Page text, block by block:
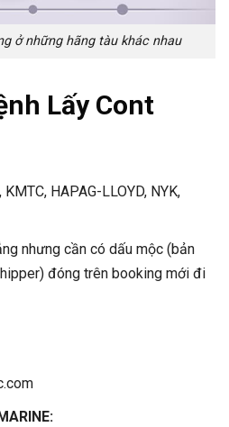
ở những hãng tàu khác nhau
Lấy Cont
KMTC, HAPAG-LLOYD, NYK,
nhưng cần có dấu mộc (bản
đóng trên booking mới đi